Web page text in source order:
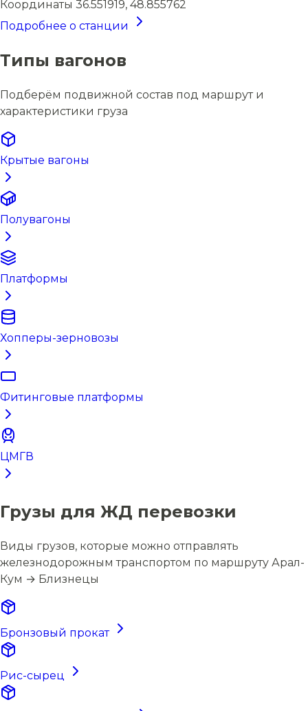
Координаты 36.551919, 48.855762
Подробнее о станции
Типы вагонов
Подберём подвижной состав под маршрут и
характеристики груза
Крытые вагоны
Полувагоны
Платформы
Хопперы-зерновозы
Фитинговые платформы
ЦМГВ
Грузы для ЖД перевозки
Виды грузов, которые можно отправлять
железнодорожным транспортом по маршруту Арал-
Кум → Близнецы
Бронзовый прокат
Рис-сырец